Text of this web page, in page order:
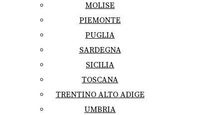
MOLISE
PIEMONTE
PUGLIA
SARDEGNA
SICILIA
TOSCANA
TRENTINO ALTO ADIGE
UMBRIA